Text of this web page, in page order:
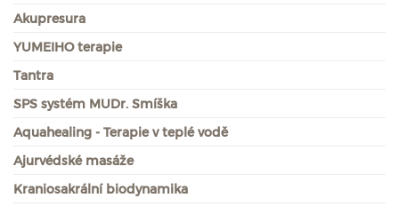
Akupresura
YUMEIHO terapie
Tantra
SPS systém MUDr. Smíška
Aquahealing - Terapie v teplé vodě
Ajurvédské masáže
Kraniosakrální biodynamika